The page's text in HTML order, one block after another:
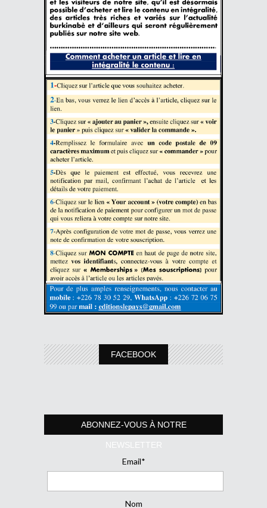
FACEBOOK
ABONNEZ-VOUS À NOTRE
NEWSLETTER
Email*
Nom